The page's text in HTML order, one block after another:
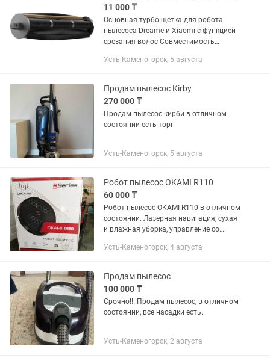
11 000 ₸
Основная турбо-щетка для робота
пылесоса Dreame и Xiaomi с функцией
срезания волос Совместимость
S10, S10 Pro, S10 Plus, S10 Pro Plus, S20,
Усть-Каменогорск, 5 августа
Продам пылесос Kirby
270 000 ₸
Продам пылесос кирби в отличном
состоянии есть торг
Усть-Каменогорск, 5 августа
Робот пылесос OKAMI R110
60 000 ₸
Робот-пылесос OKAMI R110 в отличном
состоянии. Лазерная навигация, сухая
и влажная уборка, управление со
помещения. Полный комплект: база,
Усть-Каменогорск, 4 августа
Продам пылесос
100 000 ₸
Срочно!!! Продам пылесос, в отличном
состоянии, все насадки есть.
Усть-Каменогорск, 2 августа